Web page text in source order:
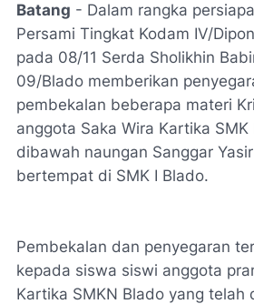
Batang - Dalam rangka
Persami Tingkat Kodam IV/
pada 08/11 Serda Sholikhin
09/Blado memberikan
pembekalan beberapa materi
anggota Saka Wira Kartika SMK
dibawah naungan Sanggar
bertempat di SMK I Blado.
Pembekalan dan penyegaran
kepada siswa siswi anggota
Kartika SMKN Blado yang telah